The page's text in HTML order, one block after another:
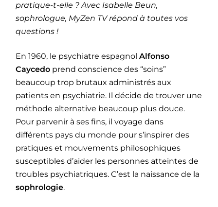
pratique-t-elle ? Avec Isabelle Beun,
sophrologue, MyZen TV répond à toutes vos
questions !
En 1960, le psychiatre espagnol Alfonso
Caycedo prend conscience des “soins”
beaucoup trop brutaux administrés aux
patients en psychiatrie. Il décide de trouver une
méthode alternative beaucoup plus douce.
Pour parvenir à ses fins, il voyage dans
différents pays du monde pour s’inspirer des
pratiques et mouvements philosophiques
susceptibles d’aider les personnes atteintes de
troubles psychiatriques. C’est la naissance de la
sophrologie.